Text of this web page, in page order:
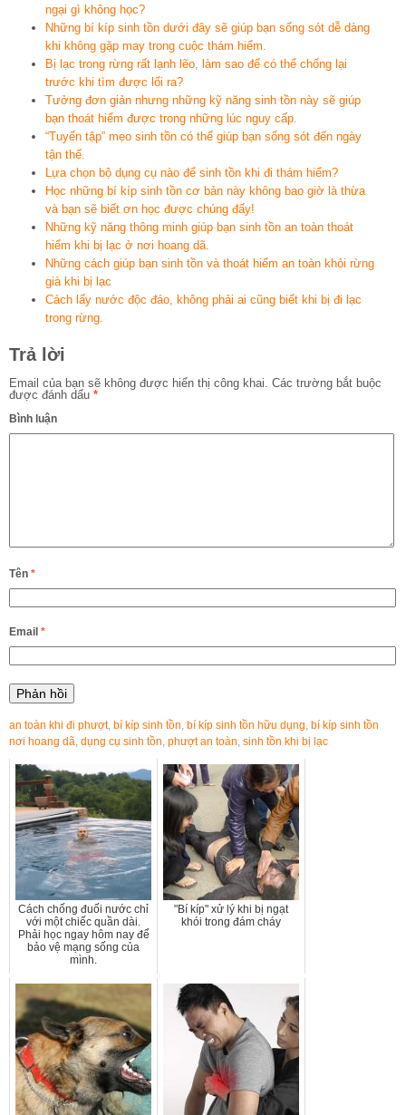
ngại gì không học?
Những bí kíp sinh tồn dưới đây sẽ giúp bạn sống sót dễ dàng
khi không gặp may trong cuộc thám hiểm.
Bị lạc trong rừng rất lạnh lẽo, làm sao để có thể chống lại
trước khi tìm được lối ra?
Tưởng đơn giản nhưng những kỹ năng sinh tồn này sẽ giúp
bạn thoát hiểm được trong những lúc nguy cấp.
“Tuyển tập” mẹo sinh tồn có thể giúp bạn sống sót đến ngày
tận thế.
Lựa chọn bộ dụng cụ nào để sinh tồn khi đi thám hiểm?
Học những bí kíp sinh tồn cơ bản này không bao giờ là thừa
và bạn sẽ biết ơn học được chúng đấy!
Những kỹ năng thông minh giúp bạn sinh tồn an toàn thoát
hiểm khi bị lạc ở nơi hoang dã.
Những cách giúp bạn sinh tồn và thoát hiểm an toàn khỏi rừng
già khi bị lạc
Cách lấy nước độc đáo, không phải ai cũng biết khi bị đi lạc
trong rừng.
Trả lời
Email của bạn sẽ không được hiển thị công khai. Các trường bắt buộc
được đánh dấu *
Bình luận
Tên *
Email *
an toàn khi đi phượt, bí kíp sinh tồn, bí kíp sinh tồn hữu dụng, bí kíp sinh tồn
nơi hoang dã, dụng cụ sinh tồn, phượt an toàn, sinh tồn khi bị lạc
Cách chống đuối nước chỉ
với một chiếc quần dài.
Phải học ngay hôm nay để
bảo vệ mạng sống của
mình.
"Bí kíp" xử lý khi bị ngạt
khói trong đám cháy